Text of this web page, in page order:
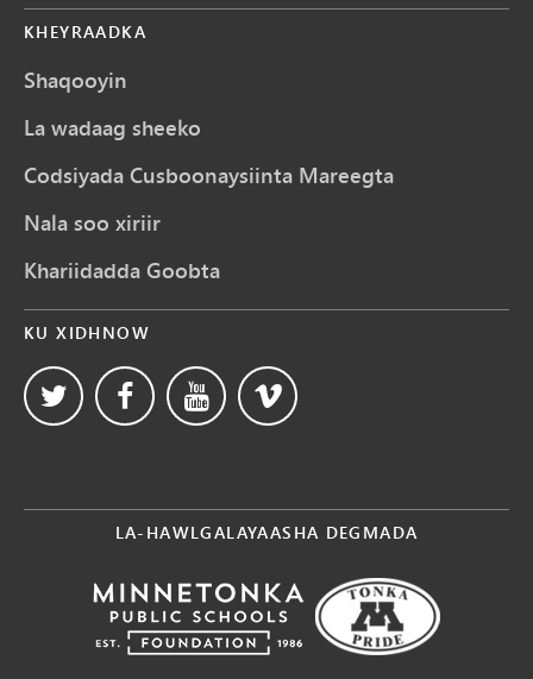
KHEYRAADKA
Shaqooyin
La wadaag sheeko
Codsiyada Cusboonaysiinta Mareegta
Nala soo xiriir
Khariidadda Goobta
KU XIDHNOW
LA-HAWLGALAYAASHA DEGMADA